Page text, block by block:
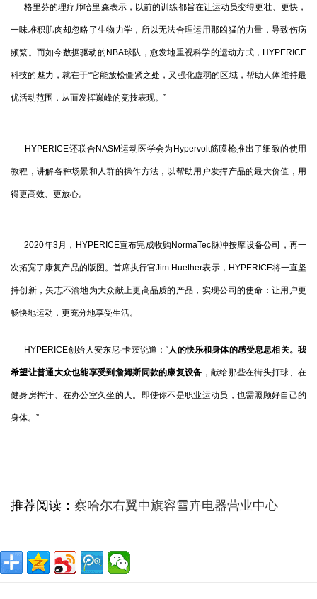
格里芬的理疗师哈里森表示，以前的训练都旨在让运动员变得更壮、更快，
一味堆积肌肉却忽略了生物力学，所以无法合理运用那凶猛的力量，导致伤病
频繁。而如今数据驱动的NBA球队，愈发地重视科学的运动方式，HYPERICE
科技的魅力，就在于“它能放松僵紧之处，又强化虚弱的区域，帮助人体维持最
优活动范围，从而发挥巅峰的竞技表现。”
HYPERICE还联合NASM运动医学会为Hypervolt筋膜枪推出了细致的使用
教程，讲解各种场景和人群的操作方法，以帮助用户发挥产品的最大价值，用
得更高效、更放心。
2020年3月，HYPERICE宣布完成收购NormaTec脉冲按摩设备公司，再一
次拓宽了康复产品的版图。首席执行官Jim Huether表示，HYPERICE将一直坚
持创新，矢志不渝地为大众献上更高品质的产品，实现公司的使命：让用户更
畅快地运动，更充分地享受生活。
HYPERICE创始人安东尼·卡茨说道：“人的快乐和身体的感受息息相关。我
希望让普通大众也能享受到詹姆斯同款的康复设备 ，献给那些在街头打球、在
健身房挥汗、在办公室久坐的人。即使你不是职业运动员，也需照顾好自己的
身体。”
推荐阅读： 察哈尔右翼中旗容雪卉电器营业中心